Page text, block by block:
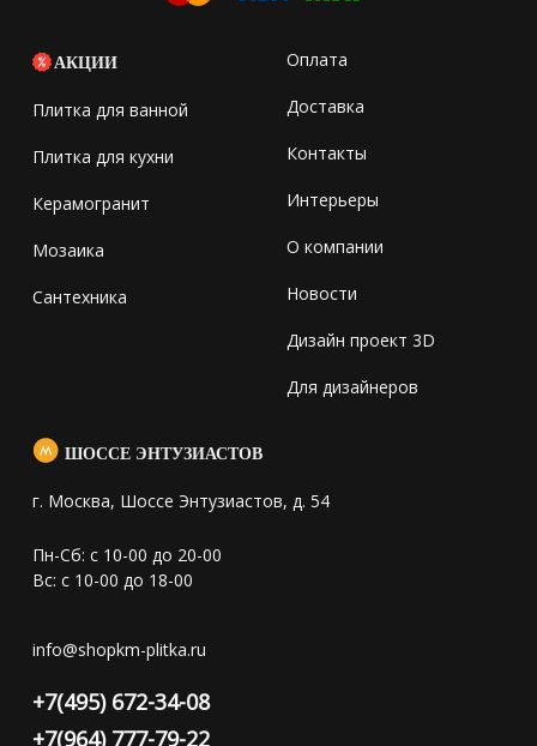
АКЦИИ
Плитка для ванной
Плитка для кухни
Керамогранит
Мозаика
Сантехника
Оплата
Доставка
Контакты
Интерьеры
О компании
Новости
Дизайн проект 3D
Для дизайнеров
ШОССЕ ЭНТУЗИАСТОВ
г. Москва, Шоссе Энтузиастов, д. 54
Пн-Сб: с 10-00 до 20-00
Вс: с 10-00 до 18-00
info@shopkm-plitka.ru
+7(495) 672-34-08
+7(964) 777-79-22